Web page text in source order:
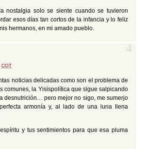
nostalgia solo se siente cuando se tuvieron
esos días tan cortos de la infancia y lo feliz
hermanos, en mi amado pueblo.
COT
4
noticias delicadas como son el problema de
comunes, la Yisispolítica que sigue salpicando
desnutrición… pero mejor no sigo, me sumerjo
armonía y, al lado de una luna llena
y tus sentimientos para que esa pluma